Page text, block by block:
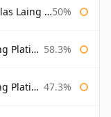
Malt Cask 50%
58.3%
2004 47.3%